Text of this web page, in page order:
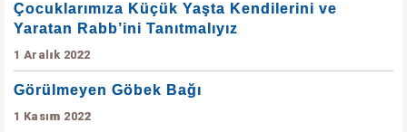
Çocuklarımıza Küçük Yaşta Kendilerini ve
Yaratan Rabb’ini Tanıtmalıyız
1 Aralık 2022
Görülmeyen Göbek Bağı
1 Kasım 2022